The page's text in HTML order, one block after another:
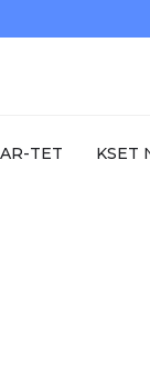
TET KSET